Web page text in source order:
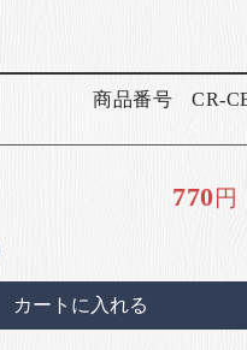
商品番号 CR-
770円
カートに入れる